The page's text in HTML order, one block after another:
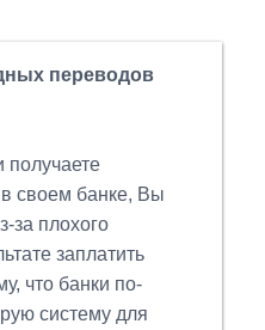
переводов
получаете
своем банке, Вы
за плохого
заплатить
что банки по-
систему для